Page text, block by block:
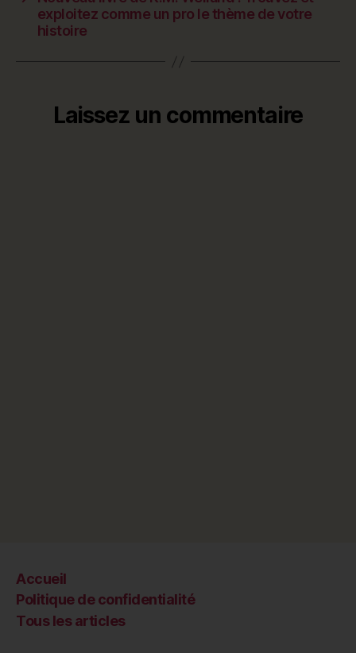
exploitez comme un pro le thème de votre
histoire
Laissez un commentaire
Accueil
Politique de confidentialité
Tous les articles